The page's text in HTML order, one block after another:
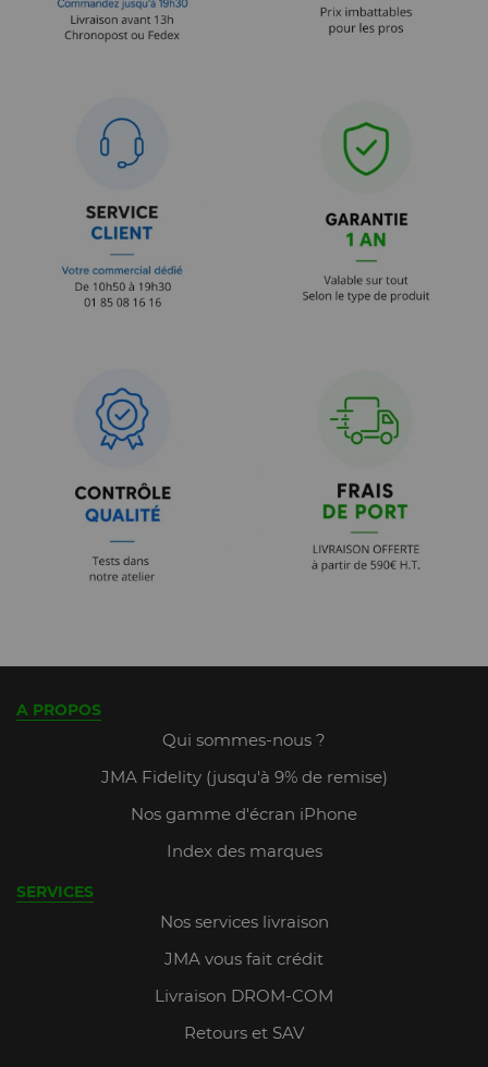
A PROPOS
Qui sommes-nous ?
JMA Fidelity (jusqu'à 9% de remise)
Nos gamme d'écran iPhone
Index des marques
SERVICES
Nos services livraison
JMA vous fait crédit
Livraison DROM-COM
Retours et SAV